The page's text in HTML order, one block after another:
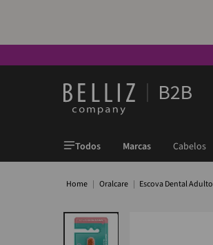
Marcas
Todos Cabelos
Oralcare Escova Dental Adulto